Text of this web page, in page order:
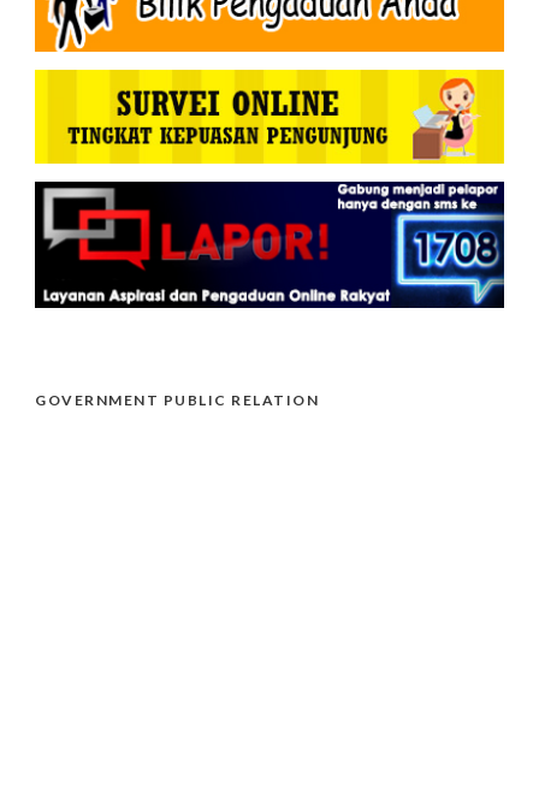
GOVERNMENT PUBLIC RELATION